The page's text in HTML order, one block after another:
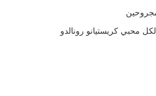
محبي كريستيانو رونالدو